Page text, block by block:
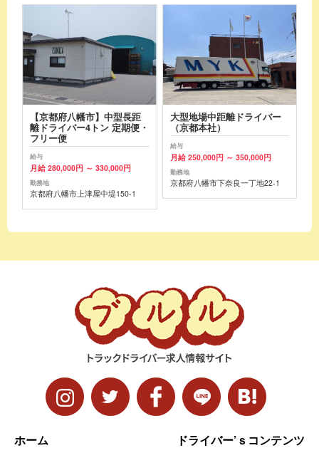
【京都府八幡市】中型長距
離ドライバー4トン 定期便・
フリー便
給与
月給 280,000円 ～ 330,000円
勤務地
京都府八幡市上津屋中堤150-1
大型地場中距離ドライバー
（京都本社）
給与
月給 250,000円 ～ 350,000円
勤務地
京都府八幡市下奈良一丁地22-1
ホーム ドライバー’ｓコンテンツ